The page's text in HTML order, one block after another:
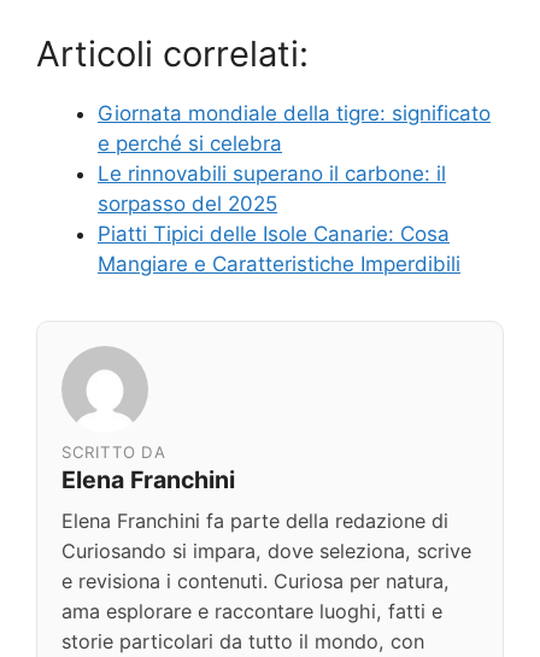
Articoli correlati:
Giornata mondiale della tigre: significato
e perché si celebra
Le rinnovabili superano il carbone: il
sorpasso del 2025
Piatti Tipici delle Isole Canarie: Cosa
Mangiare e Caratteristiche Imperdibili
SCRITTO DA
Elena Franchini
Elena Franchini fa parte della redazione di
Curiosando si impara, dove seleziona, scrive
e revisiona i contenuti. Curiosa per natura,
ama esplorare e raccontare luoghi, fatti e
storie particolari da tutto il mondo, con